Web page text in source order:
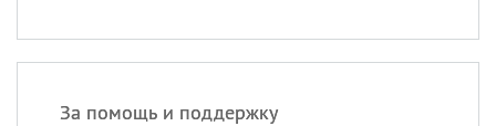
За помощь и поддержку